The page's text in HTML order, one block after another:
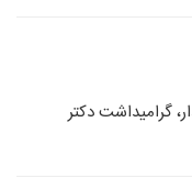
گرامیداشت دکتر